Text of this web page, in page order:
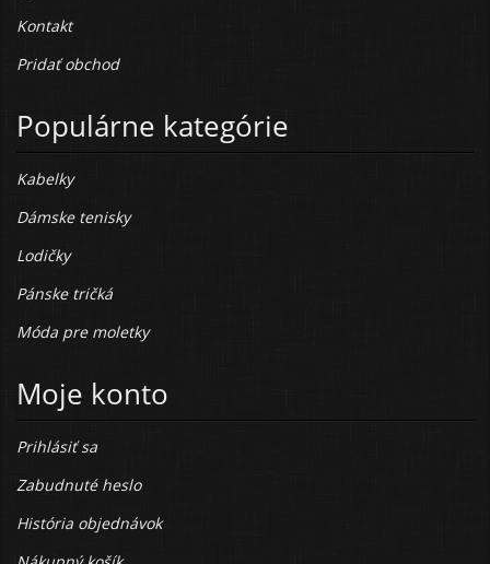
Kontakt
Pridať obchod
Populárne kategórie
Kabelky
Dámske tenisky
Lodičky
Pánske tričká
Móda pre moletky
Moje konto
Prihlásiť sa
Zabudnuté heslo
História objednávok